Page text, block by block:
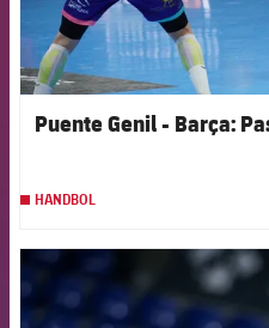
Puente Genil - Barça:
HANDBOL